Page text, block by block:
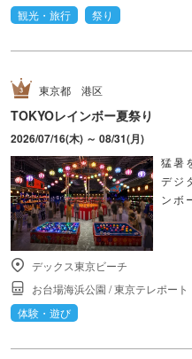
観光・旅行
祭り
東京都 港区
TOKYOレインボー夏祭り
2026/07/16(木) ～ 08/31(月)
猛暑
デジ
ンボ
デックス東京ビーチ
お台場海浜公園 /東京テレポート
体験・遊び